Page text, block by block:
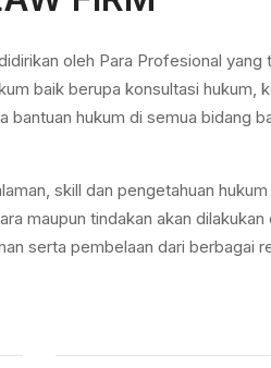
oleh Para Profesional
baik berupa konsultasi hukum,
hukum di semua bidang
skill dan pengetahuan
maupun tindakan akan
serta pembelaan dari berbagai